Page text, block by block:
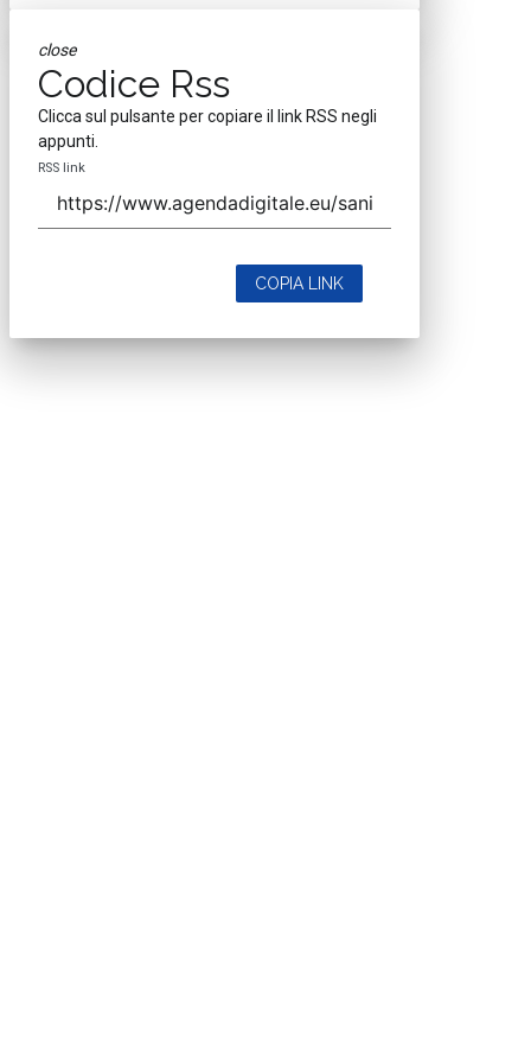
close
Codice Rss
Clicca sul pulsante per copiare il link RSS negli
appunti.
RSS link
COPIA LINK